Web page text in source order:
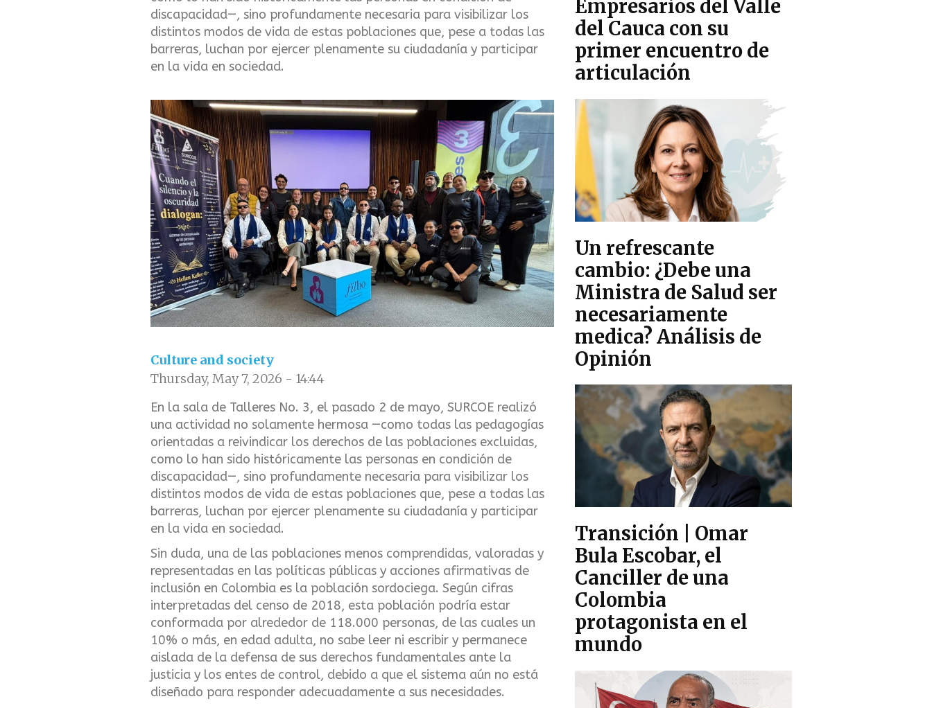
discapacidad—, sino profundamente necesaria para visibilizar los
distintos modos de vida de estas poblaciones que, pese a todas las
barreras, luchan por ejercer plenamente su ciudadanía y participar
en la vida en sociedad.
Culture and society
Thursday, May 7, 2026 - 14:44
En la sala de Talleres No. 3, el pasado 2 de mayo, SURCOE realizó
una actividad no solamente hermosa —como todas las pedagogías
orientadas a reivindicar los derechos de las poblaciones excluidas,
como lo han sido históricamente las personas en condición de
discapacidad—, sino profundamente necesaria para visibilizar los
distintos modos de vida de estas poblaciones que, pese a todas las
barreras, luchan por ejercer plenamente su ciudadanía y participar
en la vida en sociedad.
Sin duda, una de las poblaciones menos comprendidas, valoradas y
representadas en las políticas públicas y acciones afirmativas de
inclusión en Colombia es la población sordociega. Según cifras
interpretadas del censo de 2018, esta población podría estar
conformada por alrededor de 118.000 personas, de las cuales un
10% o más, en edad adulta, no sabe leer ni escribir y permanece
aislada de la defensa de sus derechos fundamentales ante la
justicia y los entes de control, debido a que el sistema aún no está
diseñado para responder adecuadamente a sus necesidades.
Empresarios del Valle
del Cauca con su
primer encuentro de
articulación
Un refrescante
cambio: ¿Debe una
Ministra de Salud ser
necesariamente
medica? Análisis de
Opinión
Transición | Omar
Bula Escobar, el
Canciller de una
Colombia
protagonista en el
mundo